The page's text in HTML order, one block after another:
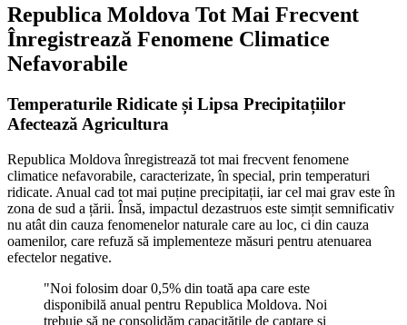
Republica Moldova Tot Mai Frecvent
Înregistrează Fenomene Climatice
Nefavorabile
Temperaturile Ridicate și Lipsa Precipitațiilor
Afectează Agricultura
Republica Moldova înregistrează tot mai frecvent fenomene
climatice nefavorabile, caracterizate, în special, prin temperaturi
ridicate. Anual cad tot mai puține precipitații, iar cel mai grav este în
zona de sud a țării. Însă, impactul dezastruos este simțit semnificativ
nu atât din cauza fenomenelor naturale care au loc, ci din cauza
oamenilor, care refuză să implementeze măsuri pentru atenuarea
efectelor negative.
"Noi folosim doar 0,5% din toată apa care este
disponibilă anual pentru Republica Moldova. Noi
trebuie să ne consolidăm capacitățile de captare și